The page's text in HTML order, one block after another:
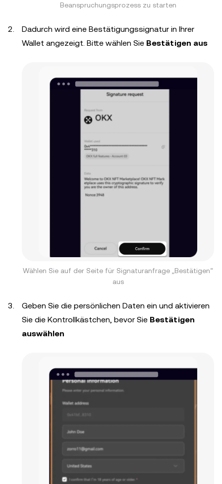
Beanspruchungsprozess zu starten
Dadurch wird eine Bestätigungssignatur in Ihrer
Wallet angezeigt. Bitte wählen Sie Bestätigen aus
Wählen Sie auf der Seite für Signaturanfrage „Bestätigen“
aus
Geben Sie die persönlichen Daten ein und aktivieren
Sie die Kontrollkästchen, bevor Sie Bestätigen
auswählen